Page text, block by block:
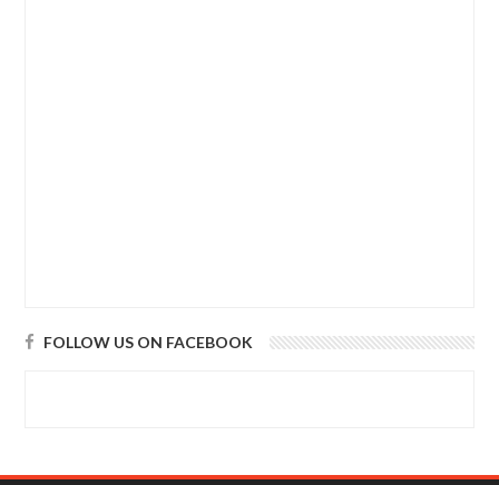
FOLLOW US ON FACEBOOK